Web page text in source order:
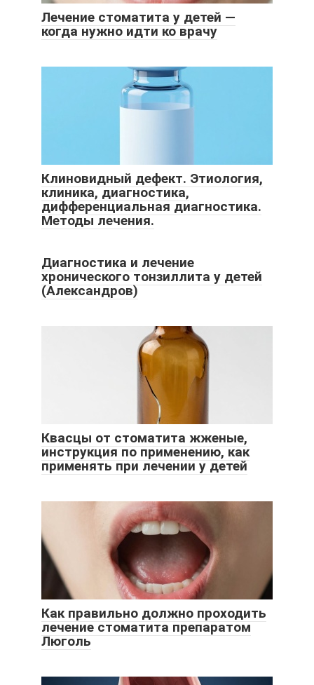
Лечение стоматита у детей —
когда нужно идти ко врачу
Клиновидный дефект. Этиология,
клиника, диагностика,
дифференциальная диагностика.
Методы лечения.
Диагностика и лечение
хронического тонзиллита у детей
(Александров)
Квасцы от стоматита жженые,
инструкция по применению, как
применять при лечении у детей
Как правильно должно проходить
лечение стоматита препаратом
Люголь